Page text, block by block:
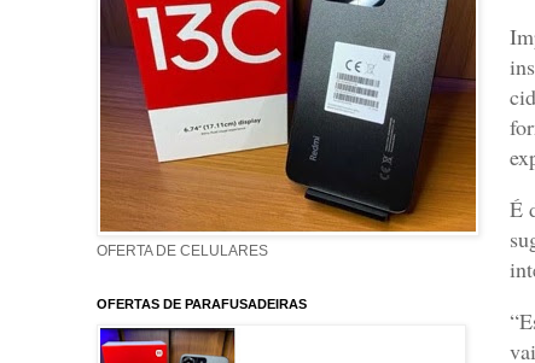
É
OFERTA DE CELULARES
OFERTAS DE PARAFUSADEIRAS